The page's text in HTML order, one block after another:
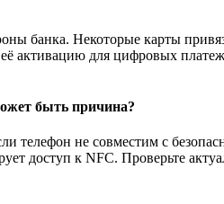
банка. Некоторые карты
активацию для цифровых
быть причина?
телефон не совместим с
доступ к NFC. Проверьте